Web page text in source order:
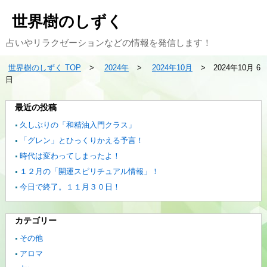
世界樹のしずく
占いやリラクゼーションなどの情報を発信します！
世界樹のしずく TOP 2024年 2024年10月
2024年10月 6
日
最近の投稿
久しぶりの「和精油入門クラス」
「グレン」とひっくりかえる予言！
時代は変わってしまったよ！
１２月の「開運スピリチュアル情報」！
今日で終了。１１月３０日！
カテゴリー
その他
アロマ